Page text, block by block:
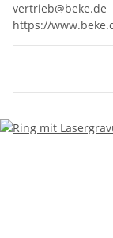
vertrieb@beke.de
https://